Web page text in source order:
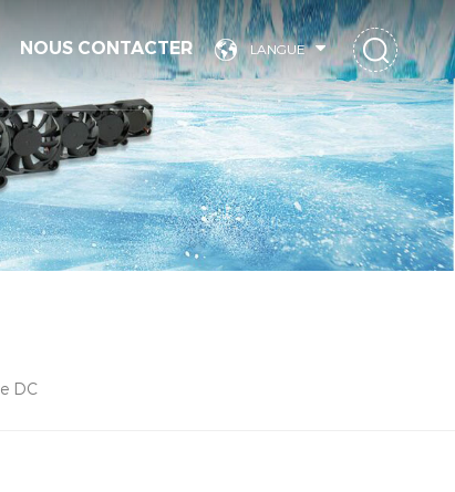
LANGUE
NOUS CONTACTER
DC